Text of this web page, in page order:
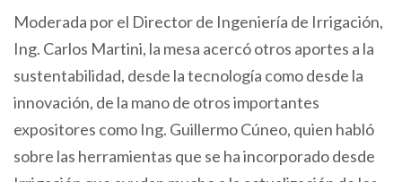
Moderada por el Director de Ingeniería de Irrigación,
Ing. Carlos Martini, la mesa acercó otros aportes a la
sustentabilidad, desde la tecnología como desde la
innovación, de la mano de otros importantes
expositores como Ing. Guillermo Cúneo, quien habló
sobre las herramientas que se ha incorporado desde